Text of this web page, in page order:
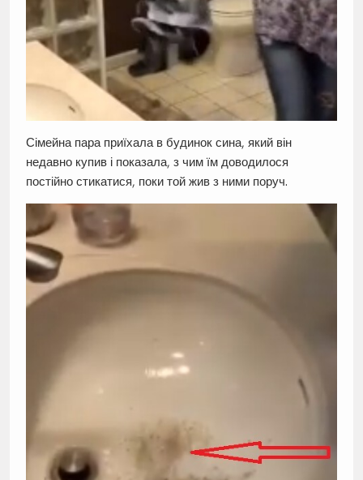
Сімейна пара приїхала в будинок сина, який він
недавно купив і показала, з чим їм доводилося
постійно стикатися, поки той жив з ними поруч.